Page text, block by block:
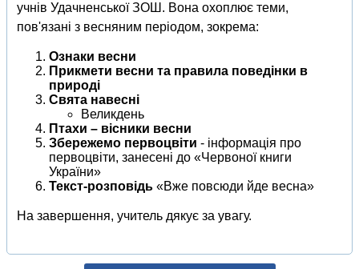
учнів Удачненської ЗОШ. Вона охоплює теми,
пов'язані з весняним періодом, зокрема:
Ознаки весни
Прикмети весни та правила поведінки в
природі
Свята навесні
Великдень
Птахи – вісники весни
Збережемо первоцвіти - інформація про
первоцвіти, занесені до «Червоної книги
України»
Текст-розповідь «Вже повсюди йде весна»
На завершення, учитель дякує за увагу.